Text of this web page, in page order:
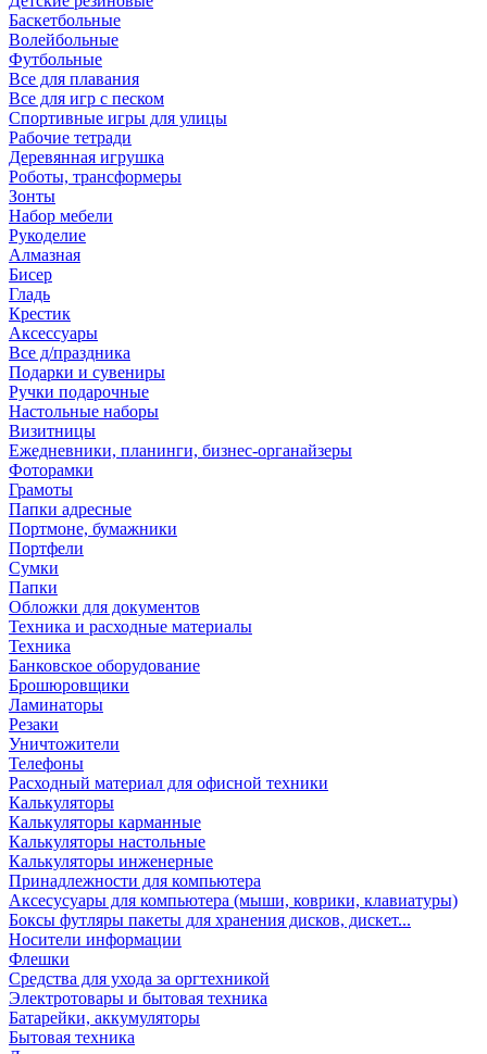
Баскетбольные
Волейбольные
Футбольные
Все для плавания
Все для игр с песком
Спортивные игры для улицы
Рабочие тетради
Деревянная игрушка
Роботы, трансформеры
Зонты
Набор мебели
Рукоделие
Алмазная
Бисер
Гладь
Крестик
Аксессуары
Все д/праздника
Подарки и сувениры
Ручки подарочные
Настольные наборы
Визитницы
Ежедневники, планинги, бизнес-органайзеры
Фоторамки
Грамоты
Папки адресные
Портмоне, бумажники
Портфели
Сумки
Папки
Обложки для документов
Техника и расходные материалы
Техника
Банковское оборудование
Брошюровщики
Ламинаторы
Резаки
Уничтожители
Телефоны
Расходный материал для офисной техники
Калькуляторы
Калькуляторы карманные
Калькуляторы настольные
Калькуляторы инженерные
Принадлежности для компьютера
Аксесусуары для компьютера (мыши, коврики, клавиатуры)
Боксы футляры пакеты для хранения дисков, дискет...
Носители информации
Флешки
Средства для ухода за оргтехникой
Электротовары и бытовая техника
Батарейки, аккумуляторы
Бытовая техника